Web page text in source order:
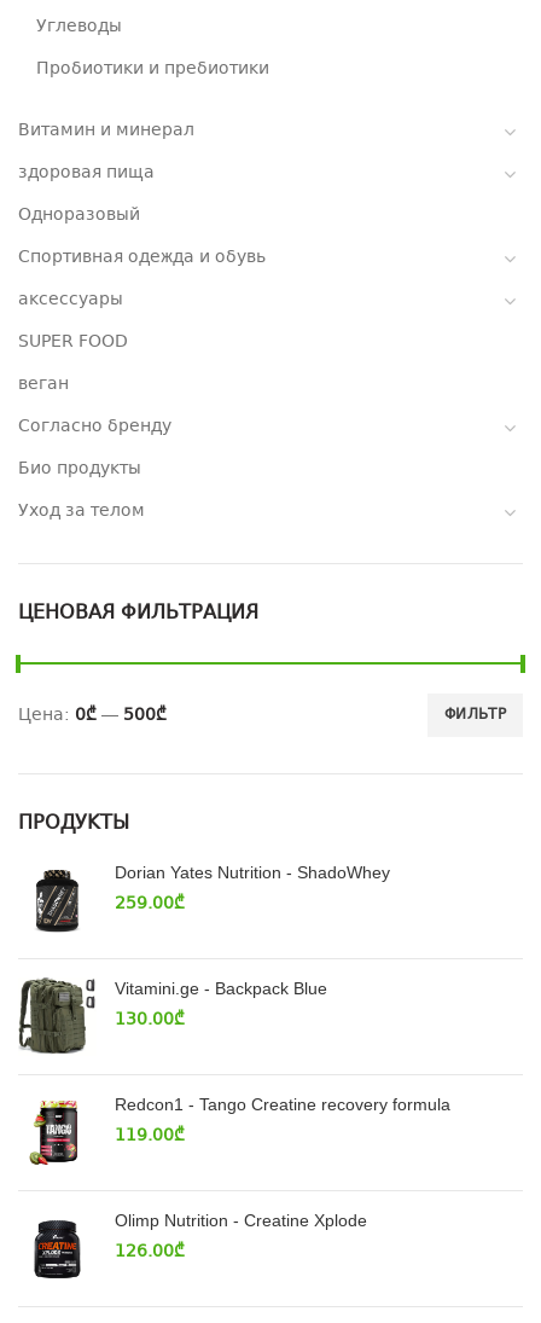
Углеводы
Пробиотики и пребиотики
Витамин и минерал
здоровая пища
Одноразовый
Спортивная одежда и обувь
аксессуары
SUPER FOOD
веган
Согласно бренду
Био продукты
Уход за телом
ЦЕНОВАЯ ФИЛЬТРАЦИЯ
ФИЛЬТР
Цена: 0₾— 500₾
ПРОДУКТЫ
Dorian Yates Nutrition - ShadoWhey
259.00₾
Vitamini.ge - Backpack Blue
130.00₾
Redcon1 - Tango Creatine recovery formula
119.00₾
Olimp Nutrition - Creatine Xplode
126.00₾